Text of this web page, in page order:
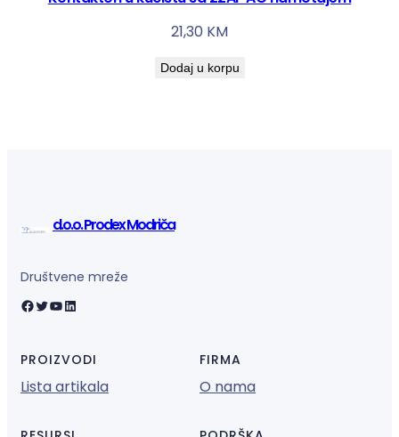
21,30 KM
Dodaj u korpu
d.o.o. Prodex Modriča
Društvene mreže
Facebook Twitter YouTube LinkedIn
PROIZVODI
Lista artikala
FIRMA
O nama